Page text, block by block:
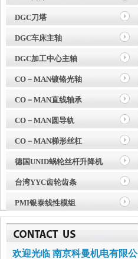
DGC刀塔
DGC车床主轴
DGC加工中心主轴
CO－MAN镀铬光轴
CO－MAN直线轴承
CO－MAN圆导轨
CO－MAN梯形丝杠
德国UNID蜗轮丝杆升降机
台湾YYC齿轮齿条
PMI银泰线性模组
欢迎光临 南京科曼机电有限公